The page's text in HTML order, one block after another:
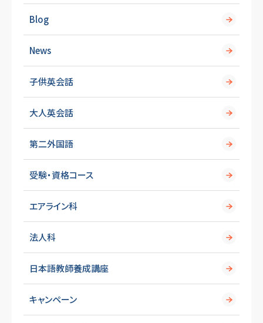
Blog
News
子供英会話
大人英会話
第二外国語
受験・資格コース
エアライン科
法人科
日本語教師養成講座
キャンペーン